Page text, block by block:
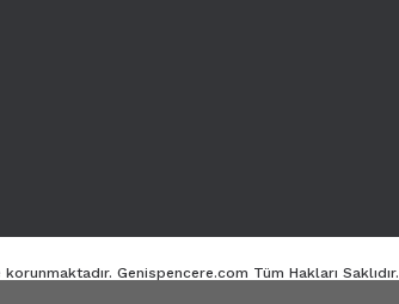
Genispencere.com Tüm Hakları Saklıdır.